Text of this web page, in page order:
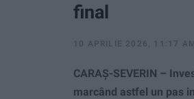
final
10 APRILIE 2026, 11:17 AM
CARAȘ-SEVERIN –
marcând astfel un pas